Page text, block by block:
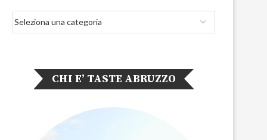
CHI E’ TASTE ABRUZZO